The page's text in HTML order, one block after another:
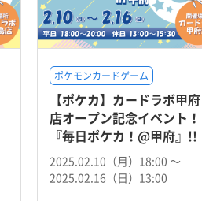
ポケモンカードゲーム
【ポケカ】カードラボ甲府
店オープン記念イベント！
『毎日ポケカ！@甲府』!!
2025.02.10（月）18:00 〜
2025.02.16（日）13:00